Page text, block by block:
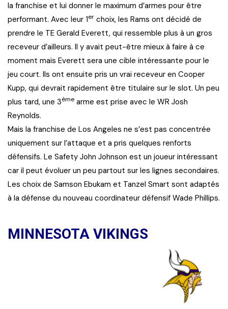
la franchise et lui donner le maximum d’armes pour être
performant. Avec leur 1er choix, les Rams ont décidé de
prendre le TE Gerald Everett, qui ressemble plus à un gros
receveur d’ailleurs. Il y avait peut-être mieux à faire à ce
moment mais Everett sera une cible intéressante pour le
jeu court. Ils ont ensuite pris un vrai receveur en Cooper
Kupp, qui devrait rapidement être titulaire sur le slot. Un peu
plus tard, une 3ème arme est prise avec le WR Josh
Reynolds.
Mais la franchise de Los Angeles ne s’est pas concentrée
uniquement sur l’attaque et a pris quelques renforts
défensifs. Le Safety John Johnson est un joueur intéressant
car il peut évoluer un peu partout sur les lignes secondaires.
Les choix de Samson Ebukam et Tanzel Smart sont adaptés
à la défense du nouveau coordinateur défensif Wade Phillips.
MINNESOTA VIKINGS